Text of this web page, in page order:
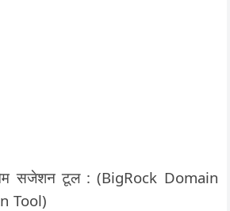
सजेशन टूल : (BigRock Domain
Tool)